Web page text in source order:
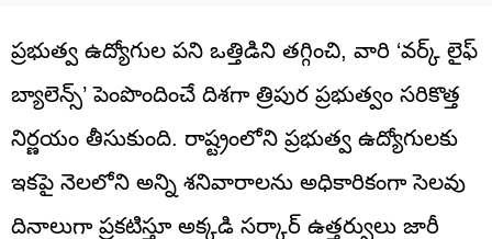
ప్రభుత్వ ఉద్యోగుల పని ఒత్తిడిని తగ్గించి, వారి ‘వర్క్ లైఫ్‌
బ్యాలెన్స్’ పెంపొందించే దిశగా త్రిపుర ప్రభుత్వం సరికొత్త
నిర్ణయం తీసుకుంది. రాష్ట్రంలోని ప్రభుత్వ ఉద్యోగులకు
ఇకపై నెలలోని అన్ని శనివారాలను అధికారికంగా సెలవు
దినాలుగా ప్రకటిస్తూ అక్కడి సర్కార్ ఉత్తర్వులు జారీ